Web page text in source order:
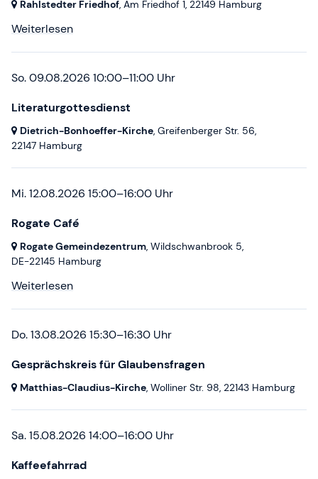
Rahlstedter Friedhof, Am Friedhof 1, 22149 Hamburg
Weiterlesen
So. 09.08.2026 10:00–11:00 Uhr
Literaturgottesdienst
Dietrich-Bonhoeffer-Kirche, Greifenberger Str. 56,
22147 Hamburg
Mi. 12.08.2026 15:00–16:00 Uhr
Rogate Café
Rogate Gemeindezentrum, Wildschwanbrook 5,
DE-22145 Hamburg
Weiterlesen
Do. 13.08.2026 15:30–16:30 Uhr
Gesprächskreis für Glaubensfragen
Matthias-Claudius-Kirche, Wolliner Str. 98, 22143 Hamburg
Sa. 15.08.2026 14:00–16:00 Uhr
Kaffeefahrrad